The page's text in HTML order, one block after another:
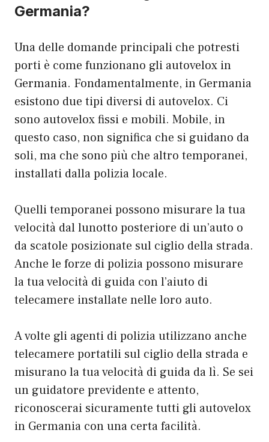
Germania?
Una delle domande principali che potresti
porti è come funzionano gli autovelox in
Germania. Fondamentalmente, in Germania
esistono due tipi diversi di autovelox. Ci
sono autovelox fissi e mobili. Mobile, in
questo caso, non significa che si guidano da
soli, ma che sono più che altro temporanei,
installati dalla polizia locale.
Quelli temporanei possono misurare la tua
velocità dal lunotto posteriore di un’auto o
da scatole posizionate sul ciglio della strada.
Anche le forze di polizia possono misurare
la tua velocità di guida con l’aiuto di
telecamere installate nelle loro auto.
A volte gli agenti di polizia utilizzano anche
telecamere portatili sul ciglio della strada e
misurano la tua velocità di guida da lì. Se sei
un guidatore previdente e attento,
riconoscerai sicuramente tutti gli autovelox
in Germania con una certa facilità.